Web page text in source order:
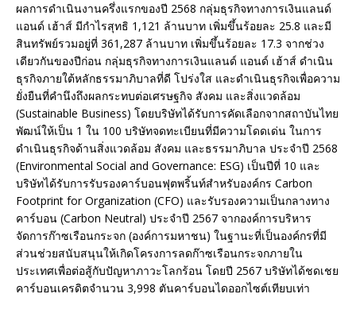
ผลการดำเนินงานครึ่งแรกของปี 2568 กลุ่มธุรกิจทางการเงินแลนด์
แอนด์ เฮ้าส์ มีกำไรสุทธิ 1,121 ล้านบาท เพิ่มขึ้นร้อยละ 25.8 และมี
สินทรัพย์รวมอยู่ที่ 361,287 ล้านบาท เพิ่มขึ้นร้อยละ 17.3 จากช่วง
เดียวกันของปีก่อน กลุ่มธุรกิจทางการเงินแลนด์ แอนด์ เฮ้าส์ ดำเนิน
ธุรกิจภายใต้หลักธรรมาภิบาลที่ดี โปร่งใส และดำเนินธุรกิจเพื่อความ
ยั่งยืนที่คำนึงถึงผลกระทบต่อเศรษฐกิจ สังคม และสิ่งแวดล้อม
(Sustainable Business) โดยบริษัทได้รับการคัดเลือกจากสถาบันไทย
พัฒน์ให้เป็น 1 ใน 100 บริษัทจดทะเบียนที่มีความโดดเด่น ในการ
ดำเนินธุรกิจด้านสิ่งแวดล้อม สังคม และธรรมาภิบาล ประจำปี 2568
(Environmental Social and Governance: ESG) เป็นปีที่ 10 และ
บริษัทได้รับการรับรองคาร์บอนฟุตพริ้นท์สำหรับองค์กร Carbon
Footprint for Organization (CFO) และรับรองความเป็นกลางทาง
คาร์บอน (Carbon Neutral) ประจำปี 2567 จากองค์การบริหาร
จัดการก๊าซเรือนกระจก (องค์การมหาชน) ในฐานะที่เป็นองค์กรที่มี
ส่วนช่วยสนับสนุนให้เกิดโครงการลดก๊าซเรือนกระจกภายใน
ประเทศเพื่อต่อสู้กับปัญหาภาวะโลกร้อน โดยปี 2567 บริษัทได้ชดเชย
คาร์บอนเครดิตจำนวน 3,998 ตันคาร์บอนไดออกไซต์เทียบเท่า